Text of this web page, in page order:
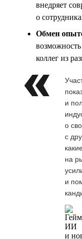
внедряет
о
Обмен
коллег из
и
о
с
на
и